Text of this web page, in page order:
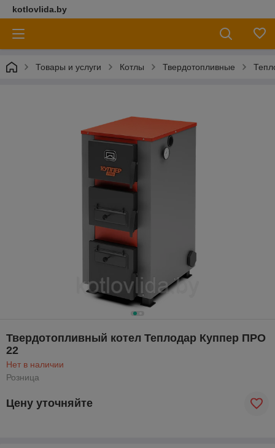
kotlovlida.by
Товары и услуги Котлы Твердотопливные
Твердотопливный котел Теплодар Куппер ПРО
22
Нет в наличии
Розница
Цену уточняйте